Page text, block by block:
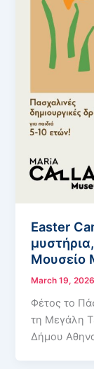
Easter
Μουσείο
March 19, 2026
Φέτος το
τη Μεγάλη
Δήμου